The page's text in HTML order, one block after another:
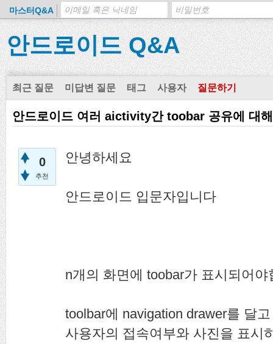
마스터Q&A
안드로이드 Q&A
최근 질문 미답변 질문 태그 사용자 질문하기
안드로이드 여러 aictivity간 toobar 공유에 대
0
추천
안녕하세요
안드로이드 입문자입니다
n개의 화면에 toobar가 표시되어야
toolbar에 navigation drawer를 달
사용자의 접속여부와 사진을 표시